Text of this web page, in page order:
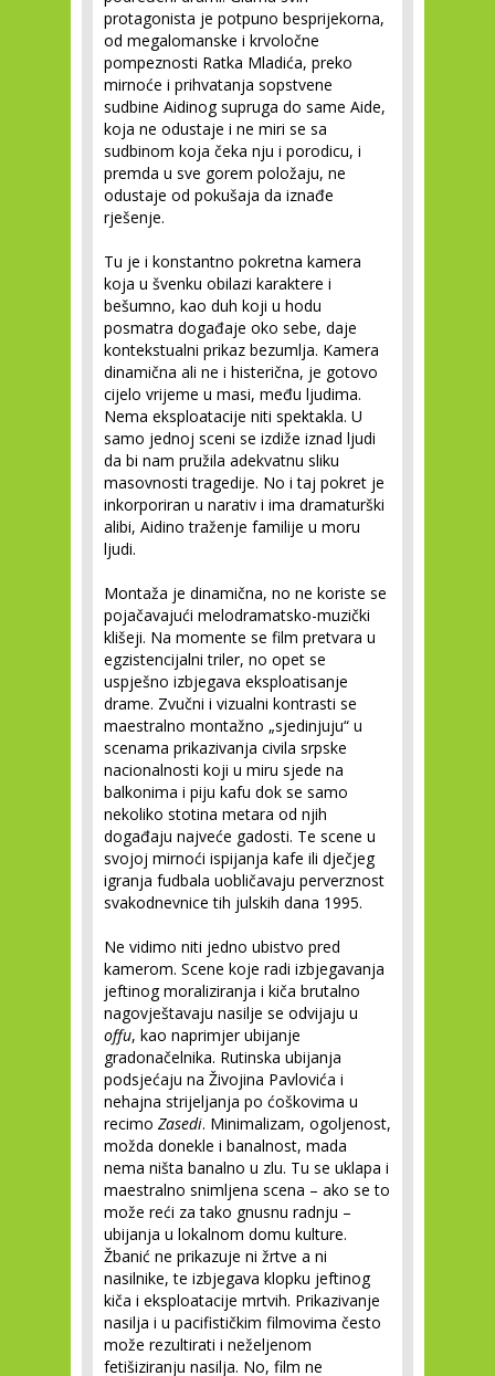
protagonista je potpuno besprijekorna,
od megalomanske i krvoločne
pompeznosti Ratka Mladića, preko
mirnoće i prihvatanja sopstvene
sudbine Aidinog supruga do same Aide,
koja ne odustaje i ne miri se sa
sudbinom koja čeka nju i porodicu, i
premda u sve gorem položaju, ne
odustaje od pokušaja da iznađe
rješenje.
Tu je i konstantno pokretna kamera
koja u švenku obilazi karaktere i
bešumno, kao duh koji u hodu
posmatra događaje oko sebe, daje
kontekstualni prikaz bezumlja. Kamera
dinamična ali ne i histerična, je gotovo
cijelo vrijeme u masi, među ljudima.
Nema eksploatacije niti spektakla. U
samo jednoj sceni se izdiže iznad ljudi
da bi nam pružila adekvatnu sliku
masovnosti tragedije. No i taj pokret je
inkorporiran u narativ i ima dramaturški
alibi, Aidino traženje familije u moru
ljudi.
Montaža je dinamična, no ne koriste se
pojačavajući melodramatsko-muzički
klišeji. Na momente se film pretvara u
egzistencijalni triler, no opet se
uspješno izbjegava eksploatisanje
drame. Zvučni i vizualni kontrasti se
maestralno montažno „sjedinjuju“ u
scenama prikazivanja civila srpske
nacionalnosti koji u miru sjede na
balkonima i piju kafu dok se samo
nekoliko stotina metara od njih
događaju najveće gadosti. Te scene u
svojoj mirnoći ispijanja kafe ili dječjeg
igranja fudbala uobličavaju perverznost
svakodnevnice tih julskih dana 1995.
Ne vidimo niti jedno ubistvo pred
kamerom. Scene koje radi izbjegavanja
jeftinog moraliziranja i kiča brutalno
nagovještavaju nasilje se odvijaju u
offu, kao naprimjer ubijanje
gradonačelnika. Rutinska ubijanja
podsjećaju na Živojina Pavlovića i
nehajna strijeljanja po ćoškovima u
recimo Zasedi. Minimalizam, ogoljenost,
možda donekle i banalnost, mada
nema ništa banalno u zlu. Tu se uklapa i
maestralno snimljena scena – ako se to
može reći za tako gnusnu radnju –
ubijanja u lokalnom domu kulture.
Žbanić ne prikazuje ni žrtve a ni
nasilnike, te izbjegava klopku jeftinog
kiča i eksploatacije mrtvih. Prikazivanje
nasilja i u pacifističkim filmovima često
može rezultirati i neželjenom
fetišiziranju nasilja. No, film ne